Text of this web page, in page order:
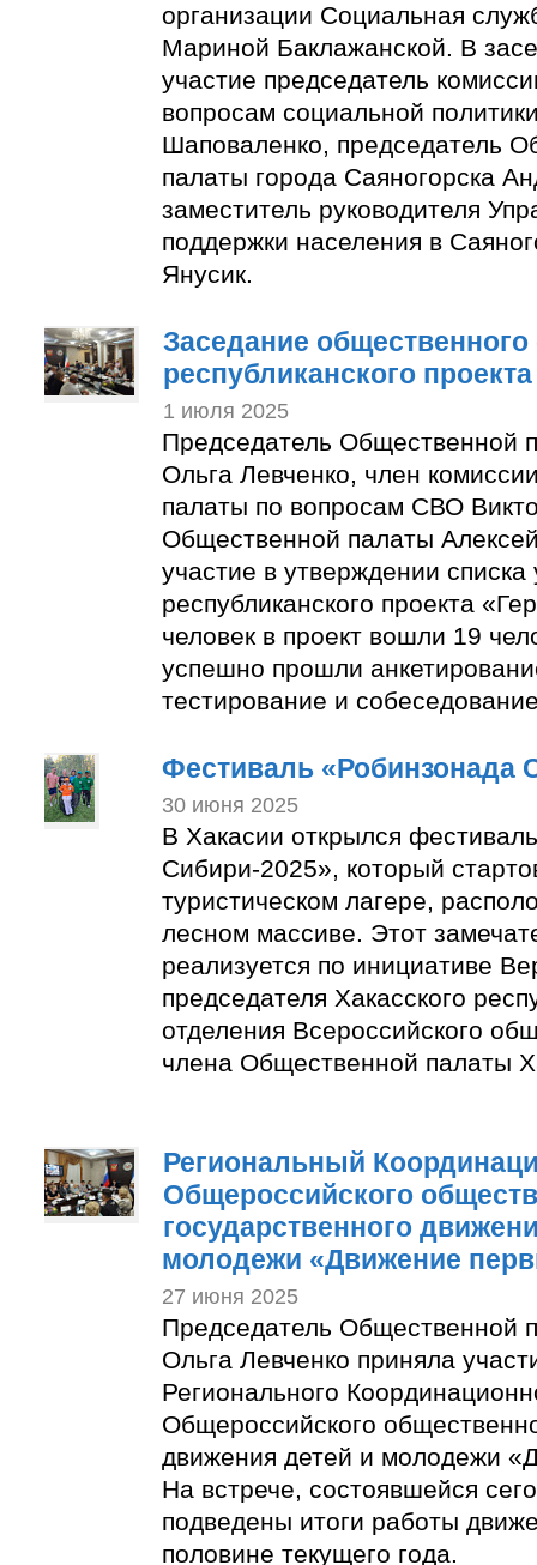
организации Социальная
Мариной Баклажанской. В
участие председатель
вопросам социальной
Шаповаленко, председатель
палаты города Саяногорска
заместитель руководителя
поддержки населения в
Янусик.
Заседание общественного
республиканского
1 июля 2025
Председатель Общественной
Ольга Левченко, член
палаты по вопросам СВО
Общественной палаты
участие в утверждении списка
республиканского проекта
человек в проект вошли 19
успешно прошли
тестирование и
Фестиваль «Робинзонада
30 июня 2025
В Хакасии открылся
Сибири-2025», который
туристическом лагере,
лесном массиве. Этот
реализуется по инициативе
председателя Хакасского
отделения Всероссийского
члена Общественной палаты
Региональный
Общероссийского
государственного
молодежи «Движение
27 июня 2025
Председатель Общественной
Ольга Левченко приняла
Регионального
Общероссийского
движения детей и молодежи
На встрече, состоявшейся
подведены итоги работы
половине текущего года.